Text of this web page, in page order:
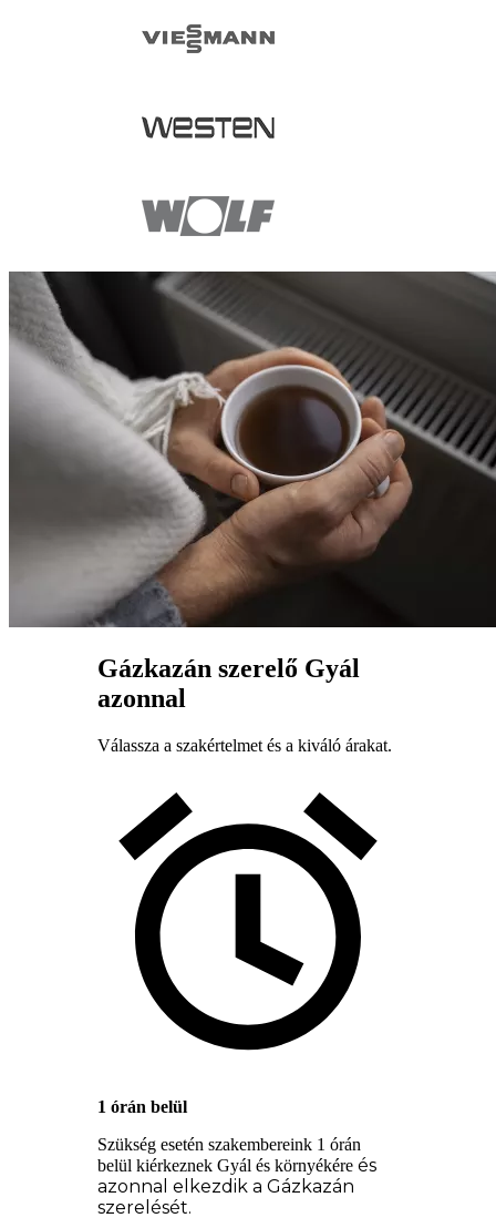
Gázkazán szerelő Gyál
azonnal
Válassza a szakértelmet és a kiváló árakat.
1 órán belül
Szükség esetén szakembereink 1 órán
belül kiérkeznek Gyál és környékére és
azonnal elkezdik a Gázkazán
szerelését.